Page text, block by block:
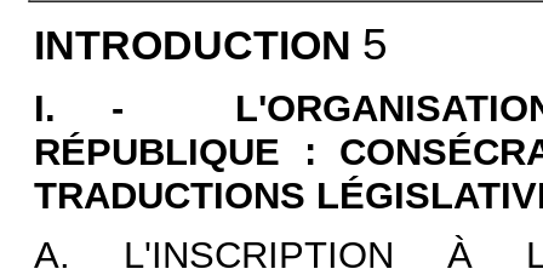
INTRODUCTION 5
I. -
RÉPUBLIQUE :
TRADUCTIONS
A. L'INSCRIPTION À